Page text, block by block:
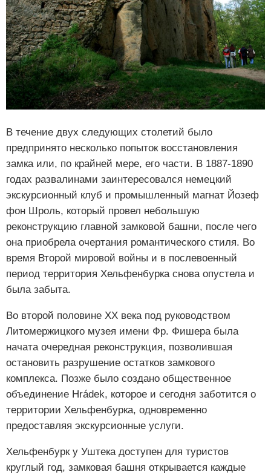
В течение двух следующих столетий было
предпринято несколько попыток восстановления
замка или, по крайней мере, его части. В 1887-1890
годах развалинами заинтересовался немецкий
экскурсионный клуб и промышленный магнат Йозеф
фон Шроль, который провел небольшую
реконструкцию главной замковой башни, после чего
она приобрела очертания романтического стиля. Во
время Второй мировой войны и в послевоенный
период территория Хельфенбурка снова опустела и
была забыта.
Во второй половине XX века под руководством
Литомержицкого музея имени Фр. Фишера была
начата очередная реконструкция, позволившая
остановить разрушение остатков замкового
комплекса. Позже было создано общественное
объединение Hrádek, которое и сегодня заботится о
территории Хельфенбурка, одновременно
предоставляя экскурсионные услуги.
Хельфенбурк у Уштека доступен для туристов
круглый год, замковая башня открывается каждые